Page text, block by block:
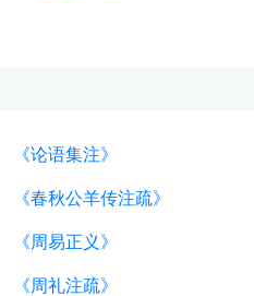
《论语集注》
《春秋公羊传注疏》
《周易正义》
《周礼注疏》